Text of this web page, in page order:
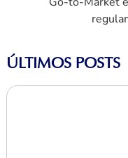
ÚLTIMOS POSTS